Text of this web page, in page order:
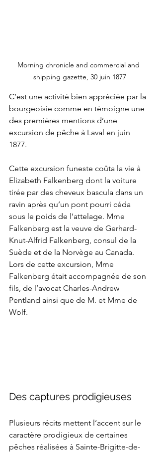
Morning chronicle and commercial and
shipping gazette, 30 juin 1877
C’est une activité bien appréciée par la
bourgeoisie comme en témoigne une
des premières mentions d’une
excursion de pêche à Laval en juin
1877.
Cette excursion funeste coûta la vie à
Elizabeth Falkenberg dont la voiture
tirée par des cheveux bascula dans un
ravin après qu’un pont pourri céda
sous le poids de l’attelage. Mme
Falkenberg est la veuve de Gerhard-
Knut-Alfrid Falkenberg, consul de la
Suède et de la Norvège au Canada.
Lors de cette excursion, Mme
Falkenberg était accompagnée de son
fils, de l’avocat Charles-Andrew
Pentland ainsi que de M. et Mme de
Wolf.
Des captures prodigieuses
Plusieurs récits mettent l’accent sur le
caractère prodigieux de certaines
pêches réalisées à Sainte-Brigitte-de-